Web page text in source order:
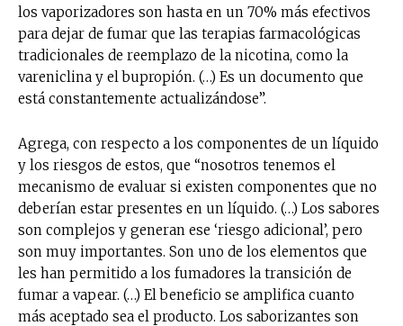
los vaporizadores son hasta en un 70% más efectivos
para dejar de fumar que las terapias farmacológicas
tradicionales de reemplazo de la nicotina, como la
vareniclina y el bupropión. (…) Es un documento que
está constantemente actualizándose”.
Agrega, con respecto a los componentes de un líquido
y los riesgos de estos, que “nosotros tenemos el
mecanismo de evaluar si existen componentes que no
deberían estar presentes en un líquido. (…) Los sabores
son complejos y generan ese ‘riesgo adicional’, pero
son muy importantes. Son uno de los elementos que
les han permitido a los fumadores la transición de
fumar a vapear. (…) El beneficio se amplifica cuanto
más aceptado sea el producto. Los saborizantes son